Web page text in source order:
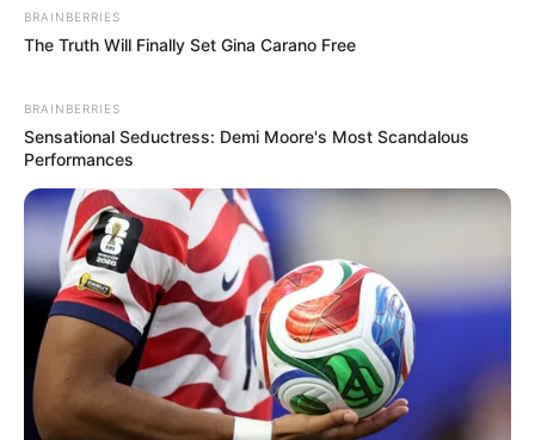
BRAINBERRIES
The Truth Will Finally Set Gina Carano Free
BRAINBERRIES
Sensational Seductress: Demi Moore's Most Scandalous
Performances